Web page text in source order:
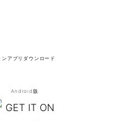
アプリ ダウンロード
Android版